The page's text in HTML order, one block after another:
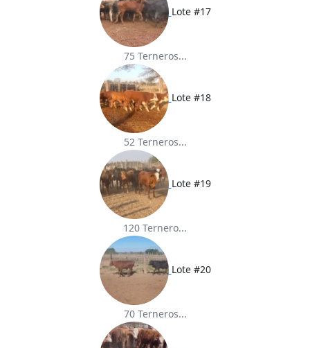
Lote #17
75 Terneros...
Lote #18
52 Terneros...
Lote #19
120 Ternero...
Lote #20
70 Terneros...